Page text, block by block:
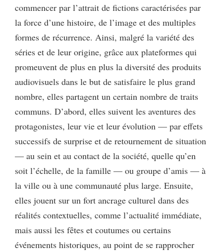
commencer par l’attrait de fictions caractérisées par
la force d’une histoire, de l’image et des multiples
formes de récurrence. Ainsi, malgré la variété des
séries et de leur origine, grâce aux plateformes qui
promeuvent de plus en plus la diversité des produits
audiovisuels dans le but de satisfaire le plus grand
nombre, elles partagent un certain nombre de traits
communs. D’abord, elles suivent les aventures des
protagonistes, leur vie et leur évolution — par effets
successifs de surprise et de retournement de situation
— au sein et au contact de la société, quelle qu’en
soit l’échelle, de la famille — ou groupe d’amis — à
la ville ou à une communauté plus large. Ensuite,
elles jouent sur un fort ancrage culturel dans des
réalités contextuelles, comme l’actualité immédiate,
mais aussi les fêtes et coutumes ou certains
événements historiques, au point de se rapprocher